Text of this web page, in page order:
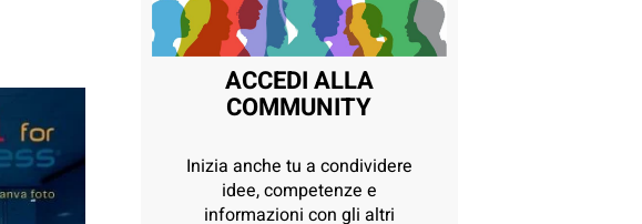
ACCEDI ALLA
COMMUNITY
Inizia anche tu a condividere
idee, competenze e
informazioni con gli altri